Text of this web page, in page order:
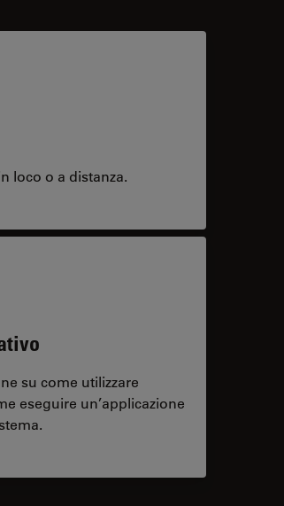
loco o a distanza.
su come utilizzare
eseguire un’applicazione